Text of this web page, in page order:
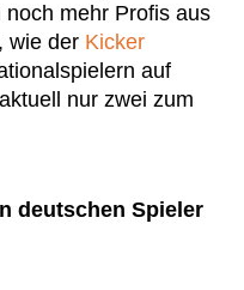
mehr Profis aus
wie der Kicker
auf
nur zwei zum
deutschen Spieler